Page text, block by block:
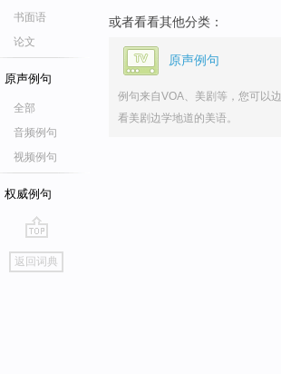
书面语
论文
原声例句
全部
音频例句
视频例句
权威例句
go
top
返回词典
或者看看其他分类：
原声例句
例句来自VOA、美剧等，您可以边
看美剧边学地道的美语。